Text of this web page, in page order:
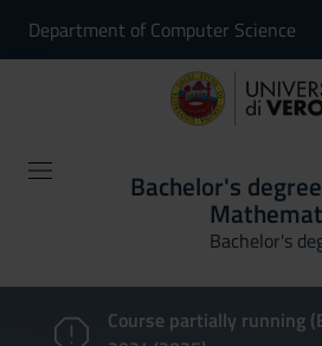
Department of Computer Science
Bachelor's
Bachelor's
Course partially running